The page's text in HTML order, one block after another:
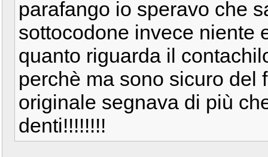
parafango io speravo che
sottocodone invece niente
quanto riguarda il
perchè ma sono sicuro del
originale segnava di più
denti!!!!!!!!